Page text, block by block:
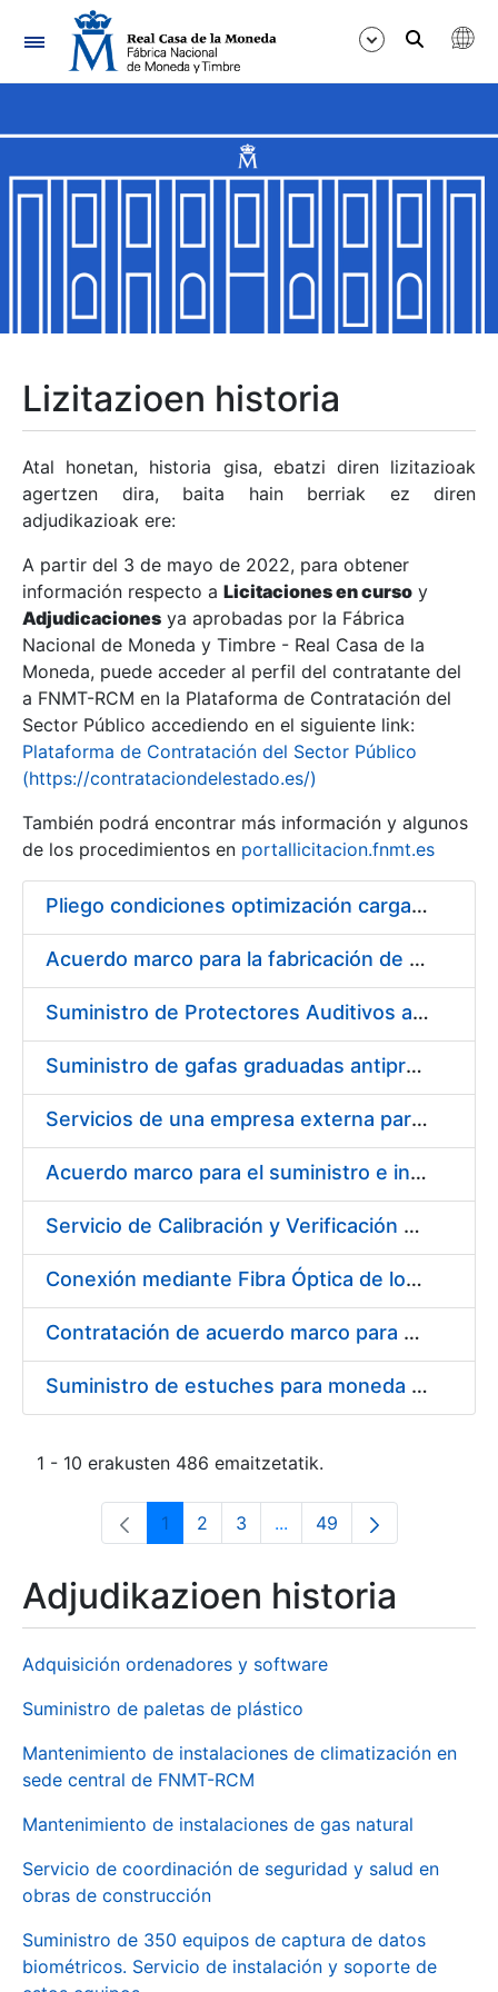
Nabigazioa
Erakutsi/Ezkutatu
Erakutsi/Ezkutatu
Erakutsi/Ezkutatu
Erakutsi/Ezkutatu
Erakutsi/Ezkutatu
Erakutsi/Ezkutatu
Erakutsi/Ezkutatu
Erakutsi/Ezkutatu
Lizitazioen historia
Atal honetan, historia gisa, ebatzi diren lizitazioak
agertzen dira, baita hain berriak ez diren
adjudikazioak ere:
A partir del 3 de mayo de 2022, para obtener
información respecto a Licitaciones en curso y
Adjudicaciones ya aprobadas por la Fábrica
Nacional de Moneda y Timbre - Real Casa de la
Moneda, puede acceder al perfil del contratante del
a FNMT-RCM en la Plataforma de Contratación del
Sector Público accediendo en el siguiente link:
Plataforma de Contratación del Sector Público
(https://contrataciondelestado.es/)
También podrá encontrar más información y algunos
de los procedimientos en portallicitacion.fnmt.es
Pliego condiciones optimización cargas compras firmado
Acuerdo marco para la fabricación de piezas
Suministro de Protectores Auditivos a medida para las personas trabajadoras de los Centros de Trabajo de Madrid y Burgos
Suministro de gafas graduadas antiproyecciones para los trabajadores de la FNMT-RCM en los centros de trabajo de Madrid y Burgos
Servicios de una empresa externa para el asesoramiento y resolución de los recursos de alzada que se presentan relacionados con procesos de selección para la FNMT-RCM
Acuerdo marco para el suministro e instalación de persianas, estores y otros complementos
Servicio de Calibración y Verificación Externa de los Equipos de Medición del Servicio de Prevención de la FNMT-RCM
Conexión mediante Fibra Óptica de los Centros de Proceso de Datos (CPDs) de las sedes de la FNMT-RCM de Burgos y Madrid
Contratación de acuerdo marco para el Suministro de Material de Electricidad para la Fábrica Nacional de Moneda y Timbre-Real Casa de la Moneda en su centro de trabajo de Burgos
Suministro de estuches para moneda de 30 €
1 - 10 erakusten 486 emaitzetatik.
Orrialdea
1 Orrialdea
2 Orrialdea
3 ...Intermediate Pages Use
Orrialdea
49
Adjudikazioen historia
Adquisición ordenadores y software
Suministro de paletas de plástico
Mantenimiento de instalaciones de climatización en
sede central de FNMT-RCM
Mantenimiento de instalaciones de gas natural
Servicio de coordinación de seguridad y salud en
obras de construcción
Suministro de 350 equipos de captura de datos
biométricos. Servicio de instalación y soporte de